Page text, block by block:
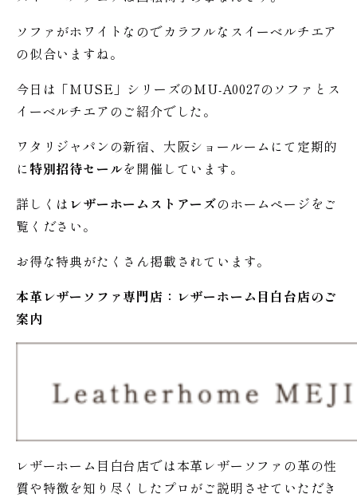
ソファがホワイトなのでカラフルなスイーベルチエア
の似合いますね。
今日は「MUSE」シリーズのMU-A0027のソファとス
イーベルチエアのご紹介でした。
ワタリジャパンの新宿、大阪ショールームにて定期的
に特別招待セールを開催しています。
詳しくは レザーホームストアーズのホームページをご
覧ください。
お得な特典がたくさん掲載されています。
本革レザーソファ専門店：レザーホーム 目白台店のご
案内
レザーホーム目白台店では本革レザーソファの革の性
質や特徴を知り尽くしたプロがご説明させていただき